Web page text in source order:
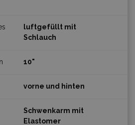
luftgefüllt mit
Schlauch
10"
vorne und hinten
Schwenkarm mit
Elastomer